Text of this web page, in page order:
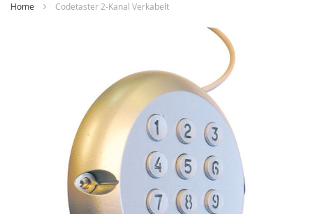
zumHome Codetaster 2-Kanal Verkabelt